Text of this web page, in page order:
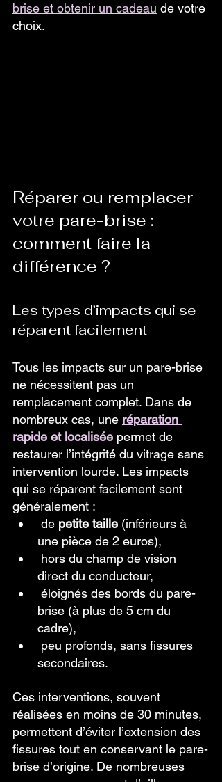
brise et obtenir un cadeau de votre
choix.
Réparer ou remplacer
votre pare-brise :
comment faire la
différence ?
Les types d’impacts qui se
réparent facilement
Tous les impacts sur un pare-brise
ne nécessitent pas un
remplacement complet. Dans de
nombreux cas, une réparation
rapide et localisée permet de
restaurer l’intégrité du vitrage sans
intervention lourde. Les impacts
qui se réparent facilement sont
généralement :
de petite taille (inférieurs à
une pièce de 2 euros),
direct du conducteur,
brise (à plus de 5 cm du
cadre),
secondaires.
Ces interventions, souvent
réalisées en moins de 30 minutes,
permettent d’éviter l’extension des
fissures tout en conservant le pare-
brise d’origine. De nombreuses